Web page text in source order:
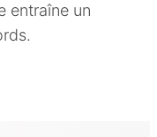
entraîne un